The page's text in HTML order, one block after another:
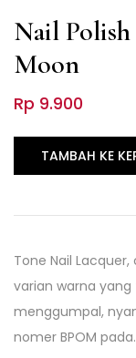
Nail
Moon
Rp 9.900
TAMBAH KE
Tone Nail
varian warna yang
menggumpal,
nomer BPOM